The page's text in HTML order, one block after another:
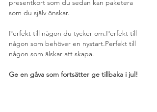
presentkort som du sedan kan paketera
som du själv önskar.
Perfekt till någon du tycker om.Perfekt till
någon som behöver en nystart.Perfekt till
någon som älskar att skapa.
Ge en gåva som fortsätter ge tillbaka i jul!